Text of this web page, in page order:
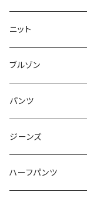
50/XL～
48/L
50/XL～
46/M
48/L
50/XL～
～44/S
46/M
48/L
50/XL～
ニット
～44/S
46/M
48/L
50/XL～
ブルゾン
～44/S
46/M
48/L
パンツ
～44/S
46/M
ジーンズ
～44/S
ハーフパンツ